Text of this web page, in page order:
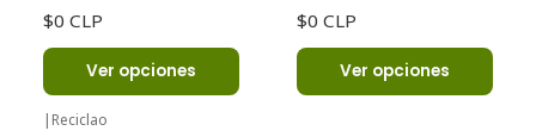
$0 CLP
Ver opciones
$0 CLP
Ver opciones
| Reciclao